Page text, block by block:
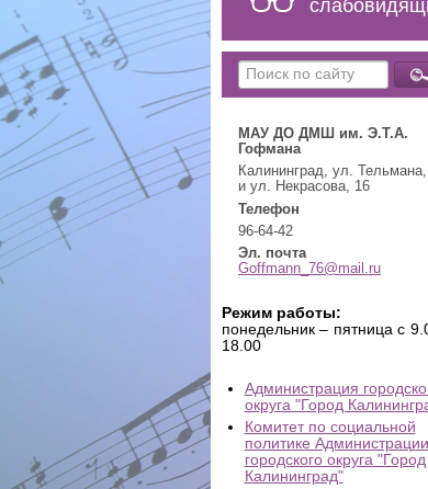
МАУ ДО ДМШ им. Э.Т.А.
Гофмана
Калининград, ул.
и ул. Некрасова, 16
Телефон
96-64-42
Эл. почта
Goffmann_76@mail.ru
Режим работы:
понедельник – пятница с
18.00
Администрация
округа "Город
Комитет по социальной
политике Администрации
городского округа "Город
Калининград"